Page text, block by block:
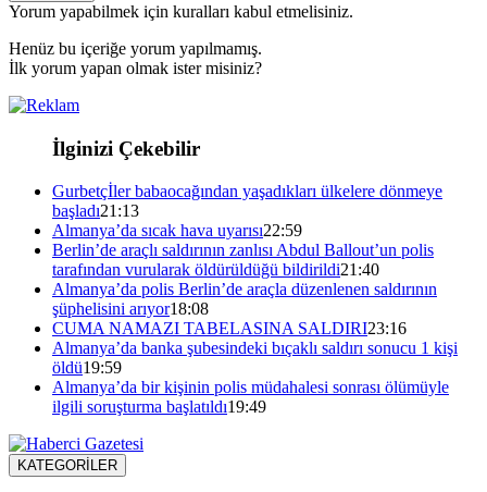
Yorum yapabilmek için kuralları kabul etmelisiniz.
Henüz bu içeriğe yorum yapılmamış.
İlk yorum yapan olmak ister misiniz?
İlginizi Çekebilir
Gurbetçİler babaocağından yaşadıkları ülkelere dönmeye
başladı21:13
Almanya’da sıcak hava uyarısı22:59
Berlin’de araçlı saldırının zanlısı Abdul Ballout’un polis
tarafından vurularak öldürüldüğü bildirildi21:40
Almanya’da polis Berlin’de araçla düzenlenen saldırının
şüphelisini arıyor18:08
CUMA NAMAZI TABELASINA SALDIRI23:16
Almanya’da banka şubesindeki bıçaklı saldırı sonucu 1 kişi
öldü19:59
Almanya’da bir kişinin polis müdahalesi sonrası ölümüyle
ilgili soruşturma başlatıldı19:49
KATEGORİLER